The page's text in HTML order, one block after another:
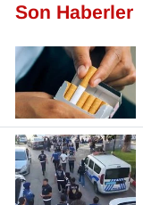
Son Haberler